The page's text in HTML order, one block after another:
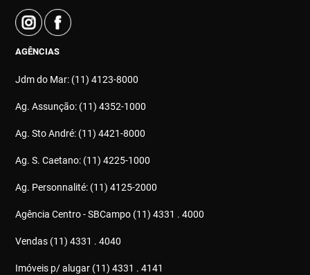
AGÊNCIAS
Jdm do Mar: (11) 4123-8000
Ag. Assunção: (11) 4352-1000
Ag. Sto André: (11) 4421-8000
Ag. S. Caetano: (11) 4225-1000
Ag. Personnalité: (11) 4125-2000
Agência Centro - SBCampo (11) 4331 . 4000
Vendas (11) 4331 . 4040
Imóveis p/ alugar (11) 4331 . 4141